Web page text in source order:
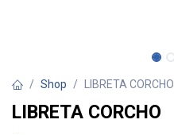
Shop LIBRETA CORCHO
LIBRETA CORCHO